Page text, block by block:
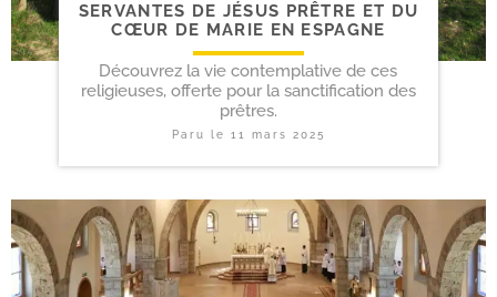
SERVANTES DE JÉSUS PRÊTRE ET DU
CŒUR DE MARIE EN ESPAGNE
Découvrez la vie contemplative de ces
religieuses, offerte pour la sanctification des
prêtres.
Paru le 11 mars 2025